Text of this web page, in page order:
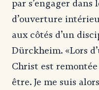
par s’engager dans
d’ouverture
aux côtés d’un
Dürckheim. «Lors
Christ est
être. Je me suis